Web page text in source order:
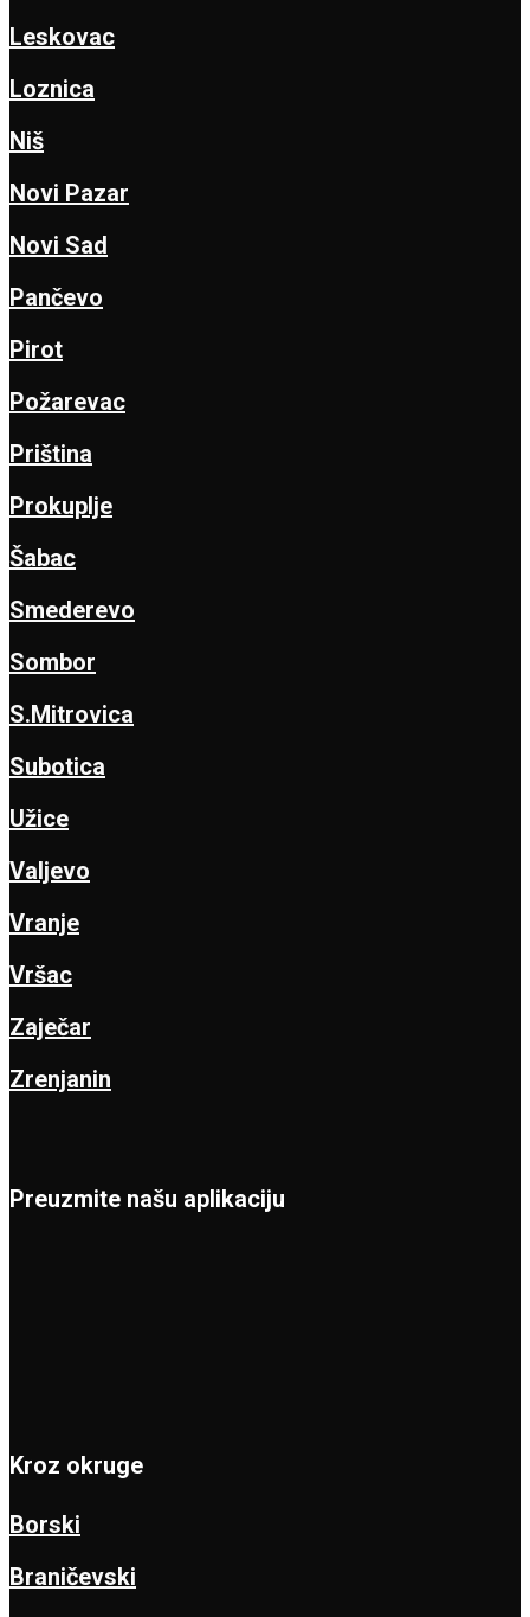
Leskovac
Loznica
Niš
Novi Pazar
Novi Sad
Pančevo
Pirot
Požarevac
Priština
Prokuplje
Šabac
Smederevo
Sombor
S.Mitrovica
Subotica
Užice
Valjevo
Vranje
Vršac
Zaječar
Zrenjanin
Preuzmite našu aplikaciju
Kroz okruge
Borski
Braničevski